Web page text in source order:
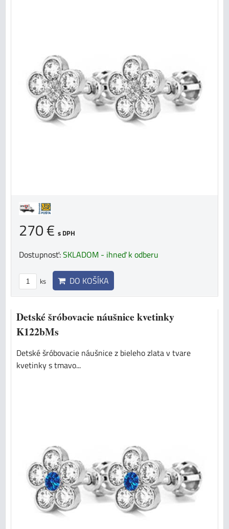
270 € s DPH
Dostupnosť:SKLADOM - ihneď k odberu
ks DO KOŠÍKA
Detské šróbovacie náušnice kvetinky
K122bMs
Detské šróbovacie náušnice z bieleho zlata v tvare
kvetinky s tmavo...